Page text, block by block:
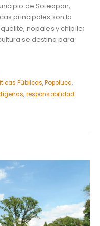
de Soteapan,
principales son la
nopales y chipile;
se destina para
Públicas,Popoluca,
,responsabilidad